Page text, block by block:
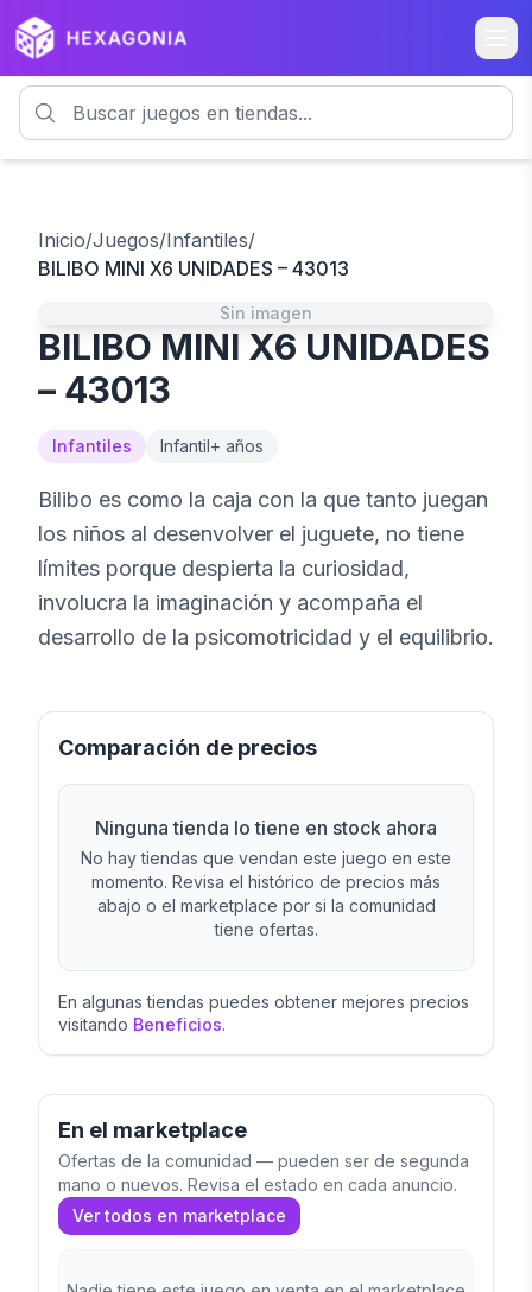
Inicio/Juegos/Infantiles/
BILIBO MINI X6 UNIDADES – 43013
Sin imagen
BILIBO MINI X6 UNIDADES
– 43013
Infantiles Infantil+ años
Bilibo es como la caja con la que tanto juegan
los niños al desenvolver el juguete, no tiene
límites porque despierta la curiosidad,
involucra la imaginación y acompaña el
desarrollo de la psicomotricidad y el equilibrio.
Comparación de precios
Ninguna tienda lo tiene en stock ahora
No hay tiendas que vendan este juego en este
momento. Revisa el histórico de precios más
abajo o el marketplace por si la comunidad
tiene ofertas.
En algunas tiendas puedes obtener mejores precios
visitando Beneficios.
En el marketplace
Ofertas de la comunidad — pueden ser de segunda
mano o nuevos. Revisa el estado en cada anuncio.
Ver todos en marketplace